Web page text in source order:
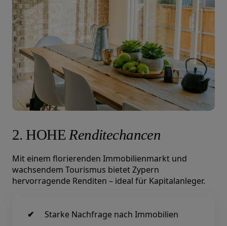
2. HOHE Renditechancen
Mit einem florierenden Immobilienmarkt und
wachsendem Tourismus bietet Zypern
hervorragende Renditen – ideal für Kapitalanleger.
Starke Nachfrage nach Immobilien